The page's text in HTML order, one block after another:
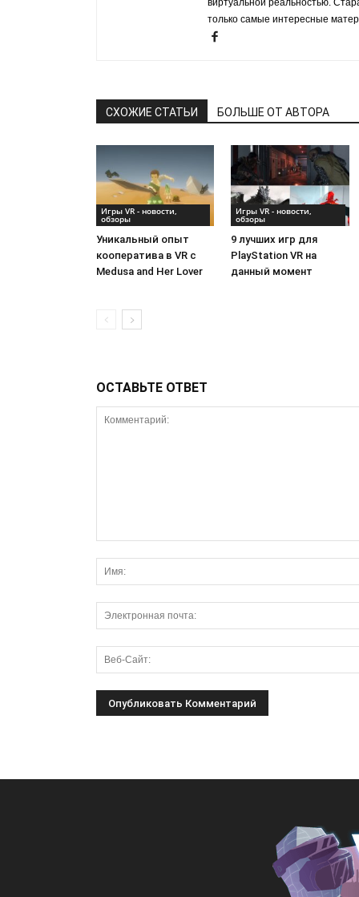
только самые интересные
СХОЖИЕ СТАТЬИ БОЛЬШЕ ОТ АВТОРА
Игры VR - новости,
обзоры
Уникальный опыт
кооператива в VR с
Medusa and Her Lover
Игры VR - новости,
обзоры
9 лучших игр для
PlayStation VR на
данный момент
ОСТАВЬТЕ ОТВЕТ